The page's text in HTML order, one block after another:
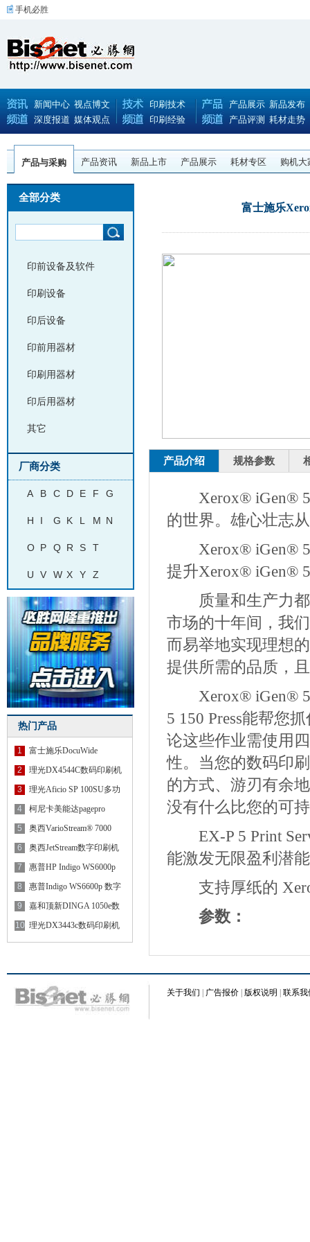
手机必胜
新闻中心 视点博文
深度报道 媒体观点
印刷技术
印刷经验
产品展示 新品发布
产品评测 耗材走势
产品与采购 产品资讯 新品上市 产品展示 耗材专区 购机大
全部分类
印前设备及软件
印刷设备
印后设备
印前用器材
印刷用器材
印后用器材
其它
厂商分类
A B C D E F G
H I G K L M N
O P Q R S T
U V W X Y Z
热门产品
1
富士施乐DocuWide
6055MF大幅
2
理光DX4544C数码印刷机
3
理光Aficio SP 100SU多功
能机
4
柯尼卡美能达pagepro
4650EN
5
奥西VarioStream® 7000
6
奥西JetStream数字印刷机
7
惠普HP Indigo WS6000p
数字
8
惠普Indigo WS6600p 数字
印刷
9
嘉和顶新DINGA 1050e数
字印刷
10 理光DX3443c数码印刷机
富士施乐
产品介绍 规格参数
Xerox® iGen® 5
的世界。雄心壮志
Xerox® iGen® 5
提升Xerox® iGen®
质量和生产力都
市场的十年间，我
而易举地实现理想
提供所需的品质，
Xerox® iGen® 5
5 150 Press能帮您
论这些作业需使用
性。当您的数码印
的方式、游刃有余
没有什么比您的可
EX-P 5 Print
能激发无限盈利潜
支持厚纸的
参数：
关于我们 广告报价 版权说明 联系我